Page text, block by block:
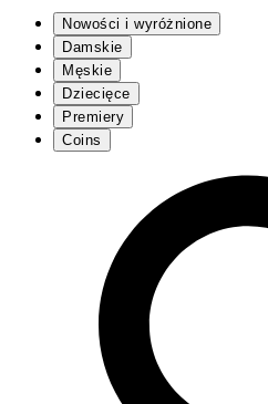
Nowości i wyróżnione
Damskie
Męskie
Dziecięce
Premiery
Coins